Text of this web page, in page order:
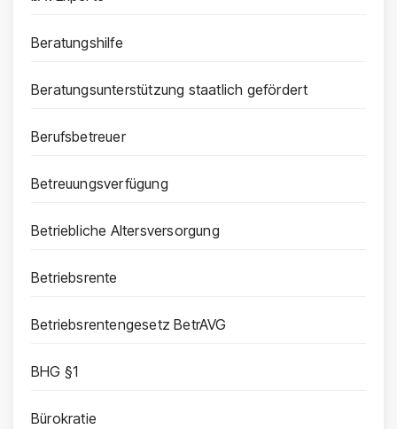
Beratungshilfe
Beratungsunterstützung staatlich gefördert
Berufsbetreuer
Betreuungsverfügung
Betriebliche Altersversorgung
Betriebsrente
Betriebsrentengesetz BetrAVG
BHG §1
Bürokratie